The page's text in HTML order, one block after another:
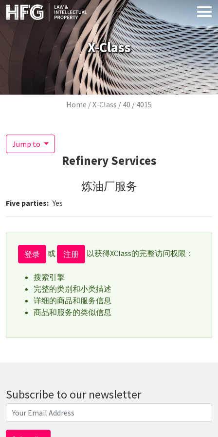
Skip to main content
X-Class
Breadcrumb
Home X-Class 40 4015
Jump to
Refinery Services
炼油厂服务
Five parties Yes
登录 或 注册 以获得XClass的完整访问权限：
搜索引擎
完整的类别和小类描述
详细的商品和服务信息
商品和服务的类似信息
Subscribe to our newsletter